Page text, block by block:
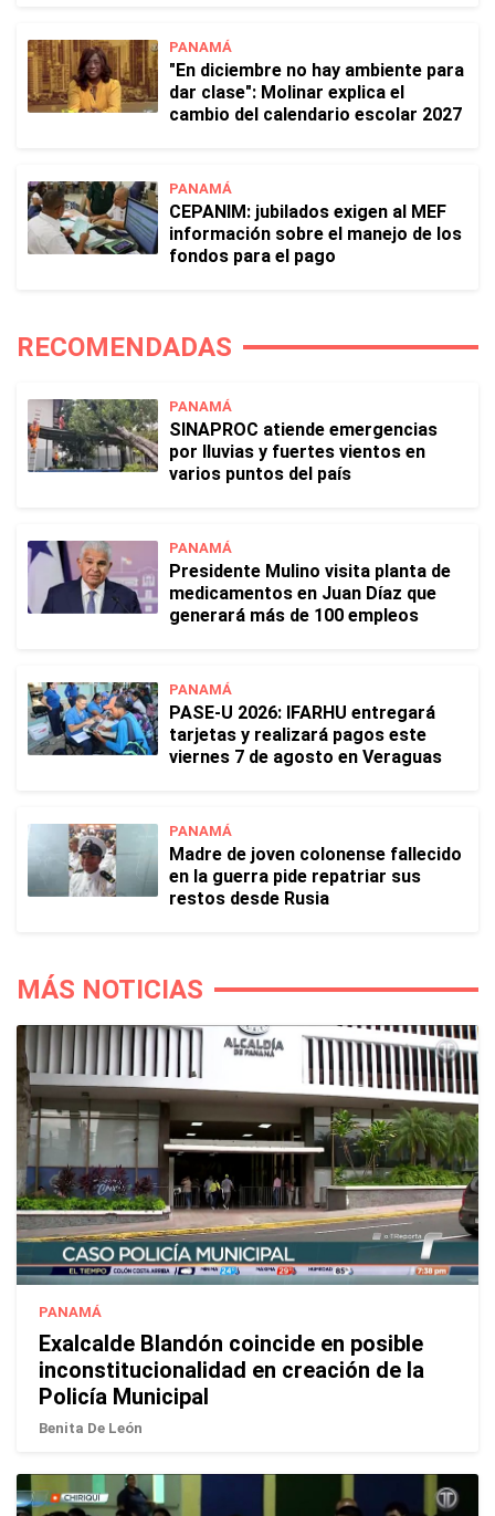
PANAMÁ
"En diciembre no hay ambiente para
dar clase": Molinar explica el
cambio del calendario escolar 2027
PANAMÁ
CEPANIM: jubilados exigen al MEF
información sobre el manejo de los
fondos para el pago
RECOMENDADAS
PANAMÁ
SINAPROC atiende emergencias
por lluvias y fuertes vientos en
varios puntos del país
PANAMÁ
Presidente Mulino visita planta de
medicamentos en Juan Díaz que
generará más de 100 empleos
PANAMÁ
PASE-U 2026: IFARHU entregará
tarjetas y realizará pagos este
viernes 7 de agosto en Veraguas
PANAMÁ
Madre de joven colonense fallecido
en la guerra pide repatriar sus
restos desde Rusia
MÁS NOTICIAS
PANAMÁ
Exalcalde Blandón coincide en posible
inconstitucionalidad en creación de la
Policía Municipal
Benita De León